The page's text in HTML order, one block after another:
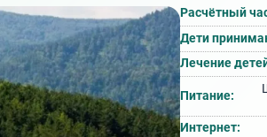
Расчётный
Дети
Лечение
Питание:
Интернет: